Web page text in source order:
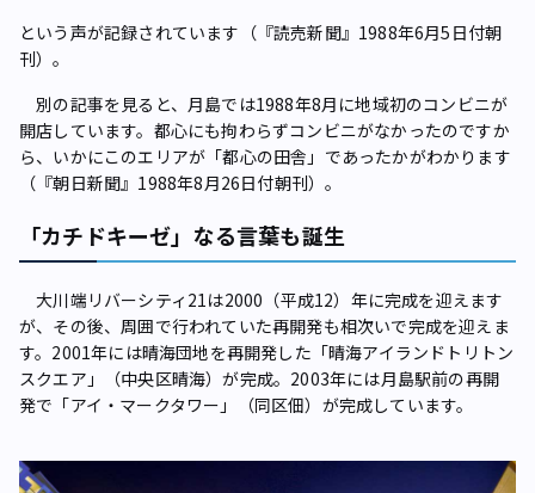
という声が記録されています（『読売新聞』1988年6月5日付朝
刊）。
別の記事を見ると、月島では1988年8月に地域初のコンビニが
開店しています。都心にも拘わらずコンビニがなかったのですか
ら、いかにこのエリアが「都心の田舎」であったかがわかります
（『朝日新聞』1988年8月26日付朝刊）。
「カチドキーゼ」なる言葉も誕生
大川端リバーシティ21は2000（平成12）年に完成を迎えます
が、その後、周囲で行われていた再開発も相次いで完成を迎えま
す。2001年には晴海団地を再開発した「晴海アイランドトリトン
スクエア」（中央区晴海）が完成。2003年には月島駅前の再開
発で「アイ・マークタワー」（同区佃）が完成しています。